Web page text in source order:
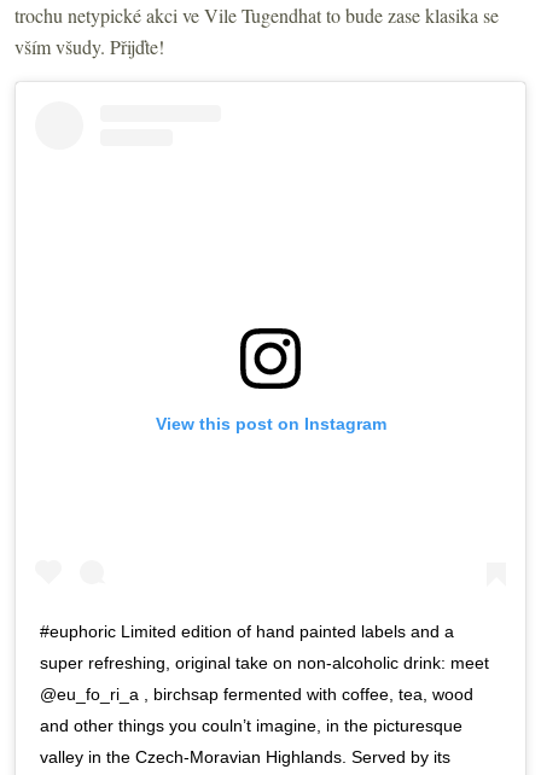
trochu netypické akci ve Vile Tugendhat to bude zase klasika se
vším všudy. Přijďte!
View this post on Instagram
#euphoric Limited edition of hand painted labels and a
super refreshing, original take on non-alcoholic drink: meet
@eu_fo_ri_a , birchsap fermented with coffee, tea, wood
and other things you couln’t imagine, in the picturesque
valley in the Czech-Moravian Highlands. Served by its